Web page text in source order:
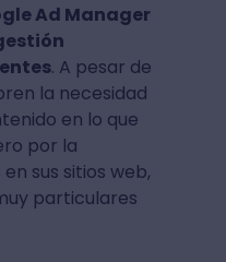
Ad Manager
. A pesar de
la necesidad
en lo que
por la
sus sitios web,
particulares